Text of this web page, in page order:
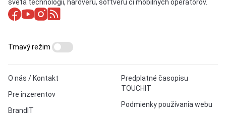
sveta technológií, hardvéru, softvéru či mobilných operátorov.
O nás / Kontakt
Pre inzerentov
BrandIT
Predplatné časopisu
TOUCHIT
Podmienky používania webu
Tmavý režim